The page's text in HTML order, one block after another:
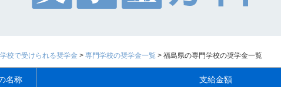
学校で受けられる奨学金 > 専門学校の奨学金一覧 > 福島県の専門学校の奨学金一覧
名称 支給金額